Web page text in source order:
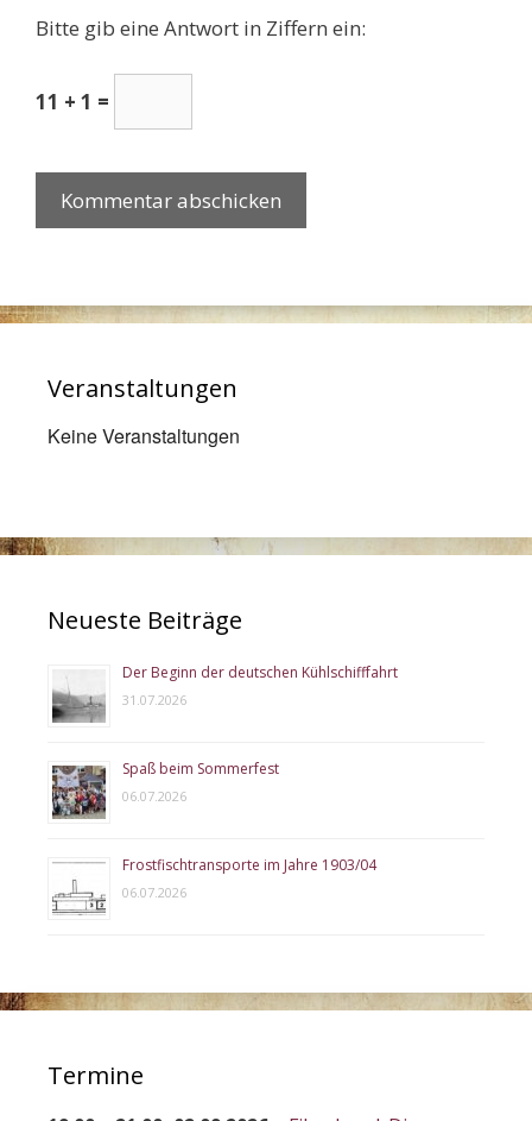
Bitte gib eine Antwort in Ziffern ein:
11 + 1 =
Veranstaltungen
Keine Veranstaltungen
Neueste Beiträge
Der Beginn der deutschen Kühlschifffahrt
31.07.2026
Spaß beim Sommerfest
06.07.2026
Frostfischtransporte im Jahre 1903/04
06.07.2026
Termine